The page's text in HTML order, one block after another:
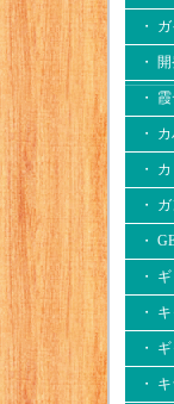
・
・
・
・
・
・
・
・
・
・
・